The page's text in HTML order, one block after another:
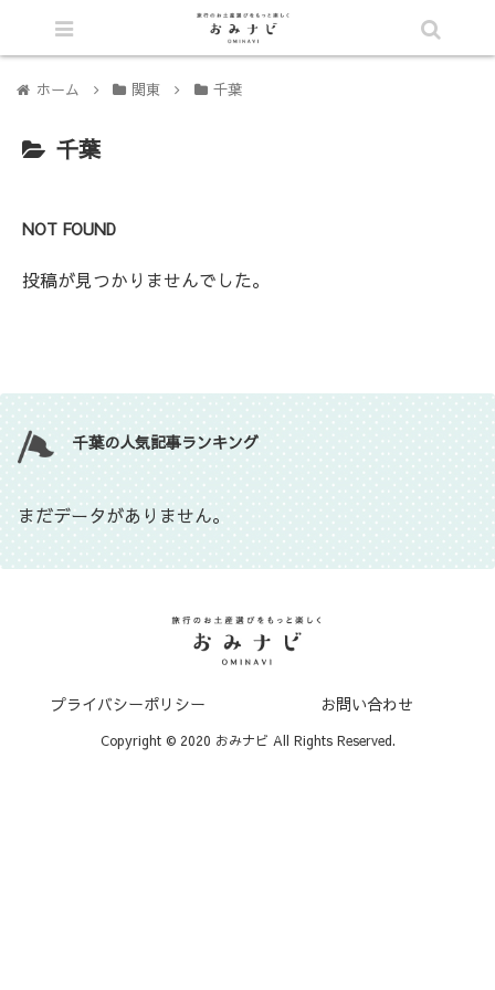
ホーム 関東 千葉
千葉
NOT FOUND
投稿が見つかりませんでした。
千葉の人気記事ランキング
まだデータがありません。
プライバシーポリシー お問い合わせ
Copyright © 2020 おみナビ All Rights Reserved.
シェア